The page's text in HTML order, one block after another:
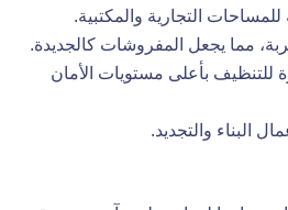
التجارية والمكتبية.
مما يجعل المفروشات كالجديدة.
للتنظيف بأعلى مستويات الأمان
البناء والتجديد.